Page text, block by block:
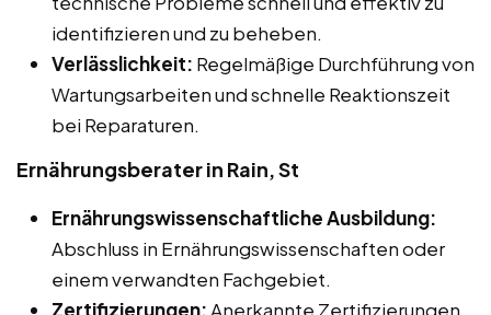
identifizieren und zu beheben.
Verlässlichkeit: Regelmäßige Durchführung von
Wartungsarbeiten und schnelle Reaktionszeit
bei Reparaturen.
Ernährungsberater in Rain, St
Ernährungswissenschaftliche Ausbildung:
Abschluss in Ernährungswissenschaften oder
einem verwandten Fachgebiet.
Zertifizierungen:Anerkannte Zertifizierungen